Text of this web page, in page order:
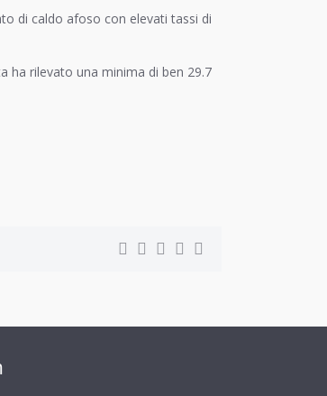
di caldo afoso con elevati tassi di
ha rilevato una minima di ben 29.7